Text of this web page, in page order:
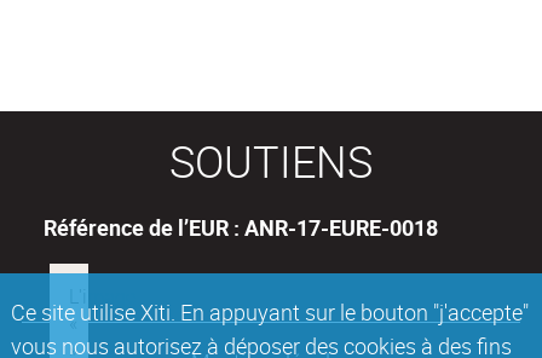
Ce site utilise Xiti. En appuyant sur le bouton "j'accepte"
vous nous autorisez à déposer des cookies à des fins
SOUTIENS
Référence de l’EUR : ANR-17-EURE-0018